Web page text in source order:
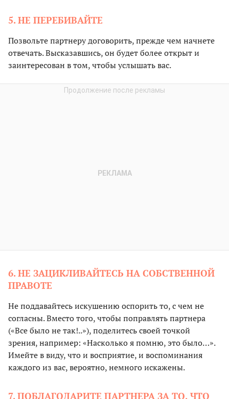
5. НЕ ПЕРЕБИВАЙТЕ
Позвольте партнеру договорить, прежде чем начнете
отвечать. Высказавшись, он будет более открыт и
заинтересован в том, чтобы услышать вас.
6. НЕ ЗАЦИКЛИВАЙТЕСЬ НА СОБСТВЕННОЙ
ПРАВОТЕ
Не поддавайтесь искушению оспорить то, с чем не
согласны. Вместо того, чтобы поправлять партнера
(«Все было не так!..»), поделитесь своей точкой
зрения, например: «Насколько я помню, это было…».
Имейте в виду, что и восприятие, и воспоминания
каждого из вас, вероятно, немного искажены.
7. ПОБЛАГОДАРИТЕ ПАРТНЕРА ЗА ТО, ЧТО